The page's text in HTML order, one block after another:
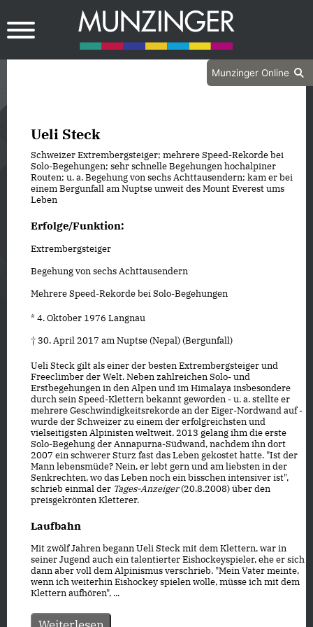
Munzinger Online
Ueli Steck
Schweizer Extrembergsteiger; mehrere Speed-Rekorde bei
Solo-Begehungen; sehr schnelle Begehungen hochalpiner
Routen; u. a. Begehung von sechs Achttausendern; kam er bei
einem Bergunfall am Nuptse unweit des Mount Everest ums
Leben
Erfolge/Funktion:
Extrembergsteiger
Begehung von sechs Achttausendern
Mehrere Speed-Rekorde bei Solo-Begehungen
* 4. Oktober 1976 Langnau
† 30. April 2017 am Nuptse (Nepal) (Bergunfall)
Ueli Steck gilt als einer der besten Extrembergsteiger und
Freeclimber der Welt. Neben zahlreichen Solo- und
Erstbegehungen in den Alpen und im Himalaya insbesondere
durch sein Speed-Klettern bekannt geworden - u. a. stellte er
mehrere Geschwindigkeitsrekorde an der Eiger-Nordwand auf -
wurde der Schweizer zu einem der erfolgreichsten und
vielseitigsten Alpinisten weltweit. 2013 gelang ihm die erste
Solo-Begehung der Annapurna-Südwand, nachdem ihn dort
2007 ein schwerer Sturz fast das Leben gekostet hatte. "Ist der
Mann lebensmüde? Nein, er lebt gern und am liebsten in der
Senkrechten, wo das Leben noch ein bisschen intensiver ist",
schrieb einmal der Tages-Anzeiger(20.8.2008) über den
preisgekrönten Kletterer.
Laufbahn
Mit zwölf Jahren begann Ueli Steck mit dem Klettern, war in
seiner Jugend auch ein talentierter Eishockeyspieler, ehe er sich
dann aber voll dem Alpinismus verschrieb. "Mein Vater meinte,
wenn ich weiterhin Eishockey spielen wolle, müsse ich mit dem
Klettern aufhören", ...